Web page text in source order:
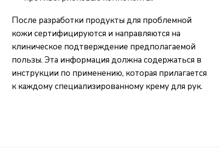
После разработки продукты для проблемной
кожи сертифицируются и направляются на
клиническое подтверждение предполагаемой
пользы. Эта информация должна содержаться в
инструкции по применению, которая прилагается
к каждому специализированному крему для рук.